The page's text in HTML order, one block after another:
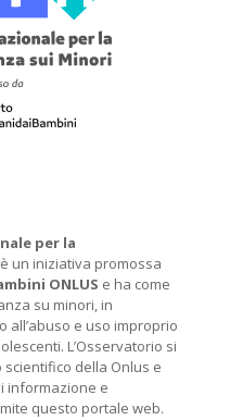
per la
è un iniziativa promossa
ONLUS e ha come
su minori, in
all’abuso e uso improprio
L’Osservatorio si
della Onlus e
informazione e
questo portale web.